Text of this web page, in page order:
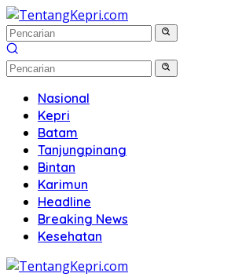
Langsung
ke
konten
Nasional
Kepri
Batam
Tanjungpinang
Bintan
Karimun
Headline
Breaking News
Kesehatan